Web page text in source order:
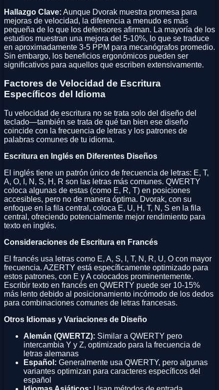
Hallazgo Clave: Aunque Dvorak muestra promesa para
mejoras de velocidad, la diferencia a menudo es más
pequeña de lo que los defensores afirman. La mayoría de los
estudios muestran una mejora del 5-10%, lo que se traduce
en aproximadamente 3-5 PPM para mecanógrafos promedio.
Sin embargo, los beneficios ergonómicos pueden ser
significativos para aquellos que escriben extensivamente.
Factores de Velocidad de Escritura
Específicos del Idioma
Tu velocidad de escritura no se trata solo del diseño del
teclado—también se trata de qué tan bien ese diseño
coincide con la frecuencia de letras y los patrones de
palabras comunes de tu idioma.
Escritura en Inglés en Diferentes Diseños
El inglés tiene un patrón único de frecuencia de letras: E, T,
A, O, I, N, S, H, R son las letras más comunes. QWERTY
coloca algunas de estas (como E, R, T) en posiciones
accesibles, pero no de manera óptima. Dvorak, con su
enfoque en la fila central, coloca E, U, H, T, N, S en la fila
central, ofreciendo potencialmente mejor rendimiento para
texto en inglés.
Consideraciones de Escritura en Francés
El francés usa letras como E, A, S, I, T, N, R, U, O con mayor
frecuencia. AZERTY está específicamente optimizado para
estos patrones, con E y A colocados prominentemente.
Escribir texto en francés en QWERTY puede ser 10-15%
más lento debido al posicionamiento incómodo de los dedos
para combinaciones comunes de letras francesas.
Otros Idiomas y Variaciones de Diseño
Alemán (QWERTZ): Similar a QWERTY pero
intercambia Y y Z, optimizado para la frecuencia de
letras alemanas
Español: Generalmente usa QWERTY, pero algunas
variantes optimizan para caracteres específicos del
español